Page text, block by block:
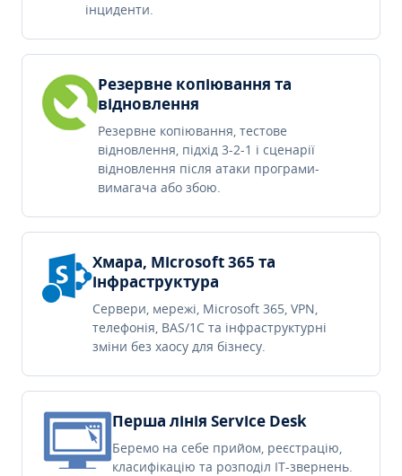
інциденти.
Резервне копіювання та
відновлення
Резервне копіювання, тестове
відновлення, підхід 3-2-1 і сценарії
відновлення після атаки програми-
вимагача або збою.
Хмара, Microsoft 365 та
інфраструктура
Сервери, мережі, Microsoft 365, VPN,
телефонія, BAS/1C та інфраструктурні
зміни без хаосу для бізнесу.
Перша лінія Service Desk
Беремо на себе прийом, реєстрацію,
класифікацію та розподіл IT-звернень.